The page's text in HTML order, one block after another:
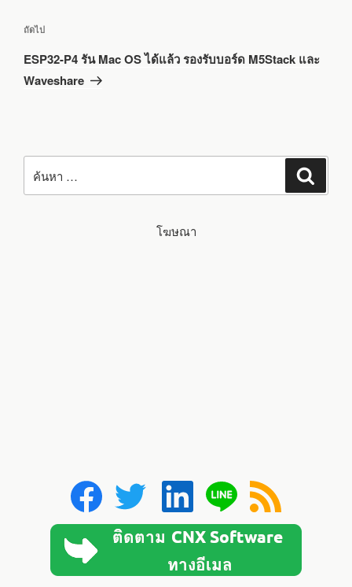
เรื่อง
ถัดไป
ESP32-P4 รัน Mac OS ได้แล้ว รองรับบอร์ด M5Stack และ
Waveshare
ค้นหา:
โฆษณา